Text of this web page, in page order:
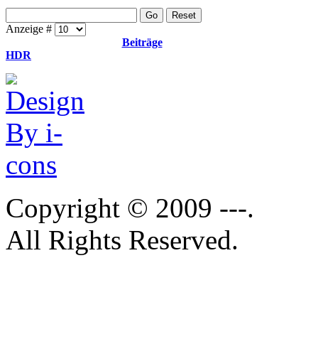
Go Reset
Anzeige #
Beiträge
HDR
Copyright © 2009 ---.
All Rights Reserved.